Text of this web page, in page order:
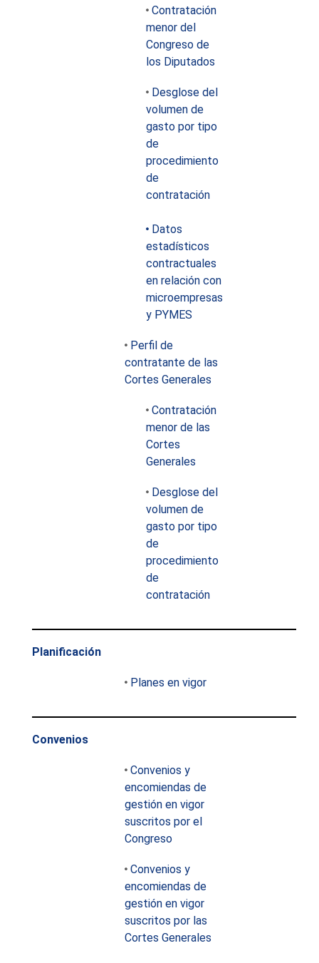
Contratación
menor del
Congreso de
los Diputados
Desglose del
volumen de
gasto por tipo
de
procedimiento
de
contratación
Datos
estadísticos
contractuales
en relación con
microempresas
y PYMES
Perfil de
contratante de las
Cortes Generales
Contratación
menor de las
Cortes
Generales
Desglose del
volumen de
gasto por tipo
de
procedimiento
de
contratación
Planificación
Planes en vigor
Convenios
Convenios y
encomiendas de
gestión en vigor
suscritos por el
Congreso
Convenios y
encomiendas de
gestión en vigor
suscritos por las
Cortes Generales